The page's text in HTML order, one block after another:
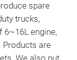
spare
trucks,
6~16L engine,
Products are